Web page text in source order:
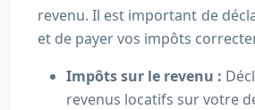
revenu. Il est important de
et de payer vos impôts
Impôts sur le revenu :
revenus locatifs sur votre